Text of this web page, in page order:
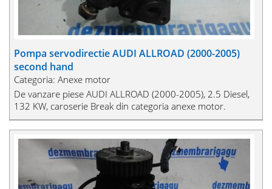
Pompa servodirectie AUDI ALLROAD (2000-2005)
second hand
Categoria: Anexe motor
De vanzare piese AUDI ALLROAD (2000-2005), 2.5 Diesel,
132 KW, caroserie Break din categoria anexe motor.